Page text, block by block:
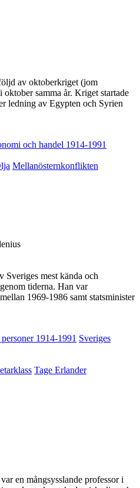
av oktoberkriget (jom
samma år. Kriget startade
ledning av Egypten och Syrien
och handel 1914-1991
Mellanösternkonflikten
Sveriges mest kända och
tiderna. Han var
1969-1986 samt statsminister
1914-1991 Sveriges
Tage Erlander
en mångsysslande professor i